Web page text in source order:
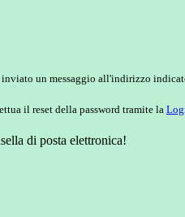
inviato un messaggio all'indirizzo
il reset della password tramite la
di posta elettronica!